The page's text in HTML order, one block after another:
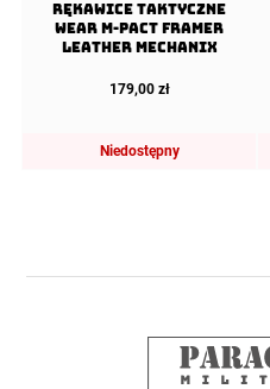
Rękawice taktyczne
Wear M-Pact Framer
Leather Mechanix
179,00 zł
Niedostępny